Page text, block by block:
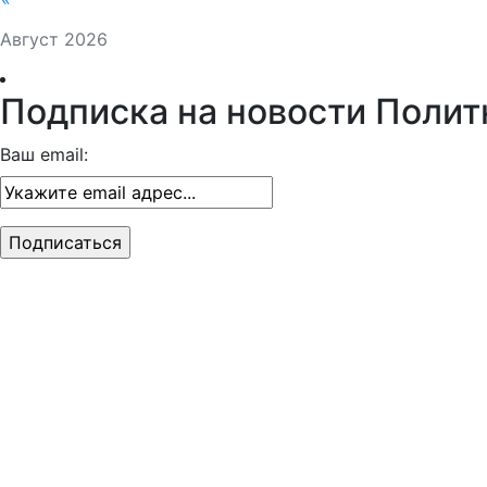
Август 2026
Подписка на новости
Ваш email: